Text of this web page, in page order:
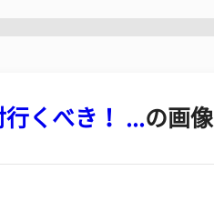
くべき！ ...の画像